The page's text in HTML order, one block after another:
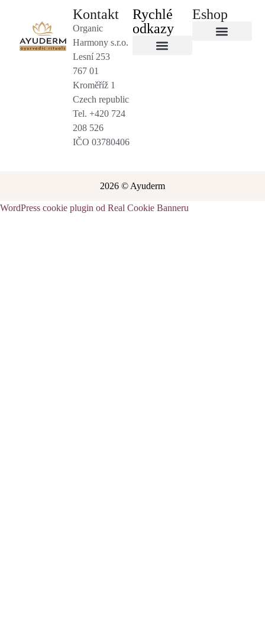
Kontakt
Organic
Harmony s.r.o.
Lesní 253
767 01
Kroměříž 1
Czech republic
Tel. +420 724
208 526
IČO 03780406
Rychlé
odkazy
Eshop
2026 © Ayuderm
WordPress cookie plugin od Real Cookie Banneru